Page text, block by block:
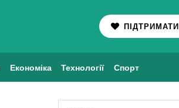
ПІДТРИМАТИ
Економіка Технології Спорт